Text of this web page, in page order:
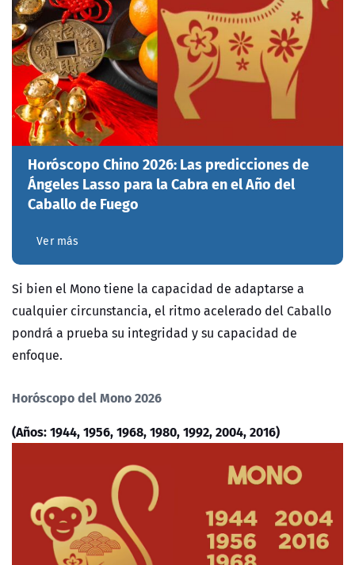
Horóscopo Chino 2026: Las predicciones de
Ángeles Lasso para la Cabra en el Año del
Caballo de Fuego
Ver más
Si bien el Mono tiene la capacidad de adaptarse a
cualquier circunstancia, el ritmo acelerado del Caballo
pondrá a prueba su integridad y su capacidad de
enfoque.
Horóscopo del Mono 2026
(Años: 1944, 1956, 1968, 1980, 1992, 2004, 2016)